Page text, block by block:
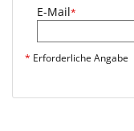
E-Mail*
* Erforderliche Angabe